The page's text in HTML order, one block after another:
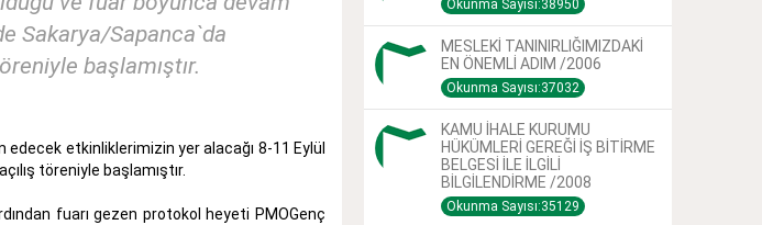
Sakarya/Sapanca`da
başlamıştır.
etkinliklerimizin yer alacağı 8-11 Eylül
töreniyle başlamıştır.
fuarı gezen protokol heyeti PMOGenç
Okunma Sayısı:38950
MESLEKİ TANINIRLIĞIMIZDAKİ
EN ÖNEMLİ ADIM /2006
Okunma Sayısı:37032
KAMU İHALE KURUMU
HÜKÜMLERİ GEREĞİ İŞ BİTİRME
BELGESİ İLE İLGİLİ
BİLGİLENDİRME /2008
Okunma Sayısı:35129